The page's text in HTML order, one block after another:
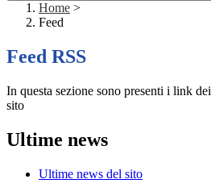
Home >
Feed
Feed RSS
In questa sezione sono presenti i link
sito
Ultime news
Ultime news del sito